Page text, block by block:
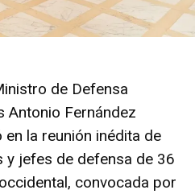
de Defensa
Antonio Fernández
en la reunión inédita de
y jefes de defensa de 36
convocada por